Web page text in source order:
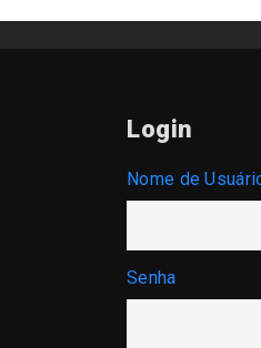
Login
Nome de
Senha